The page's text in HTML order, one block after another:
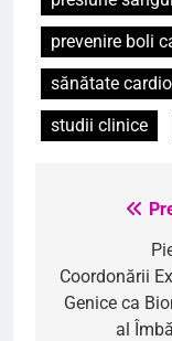
prevenire boli
sănătate
studii clinice
Navigare
articole
Coordonării
Genice ca
al